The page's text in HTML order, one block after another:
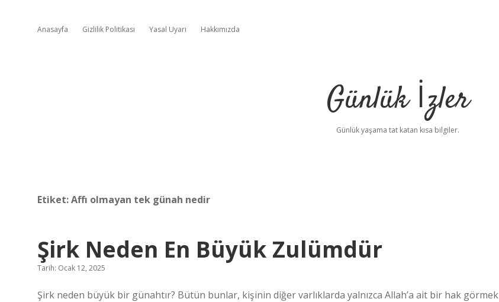
Anasayfa Gizlilik Politikası Yasal Uyarı Hakkımızda
Günlük İzler
Günlük yaşama tat katan kısa bilgiler.
Etiket:Affı olmayan tek günah nedir
Şirk Neden En Büyük Zulümdür
Tarih: Ocak 12, 2025
Şirk neden büyük bir günahtır? Bütün bunlar, kişinin diğer varlıklarda yalnızca Allah’a ait bir hak görmek